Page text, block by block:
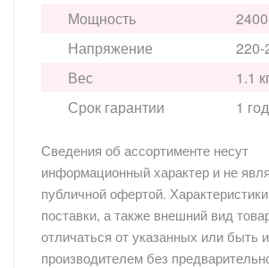
Мощность
Напряжение
220-
Вес
1.1
Срок гарантии
1 год
Сведения об ассортименте несут
информационный характер и не
публичной офертой.
поставки, а также внешний вид
отличаться от указанных или быть
производителем без